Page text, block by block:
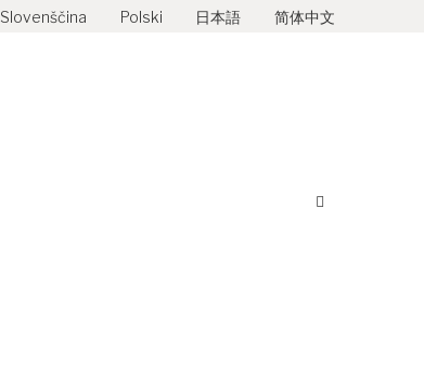
Slovenščina Polski 日本語 简体中文
Search: